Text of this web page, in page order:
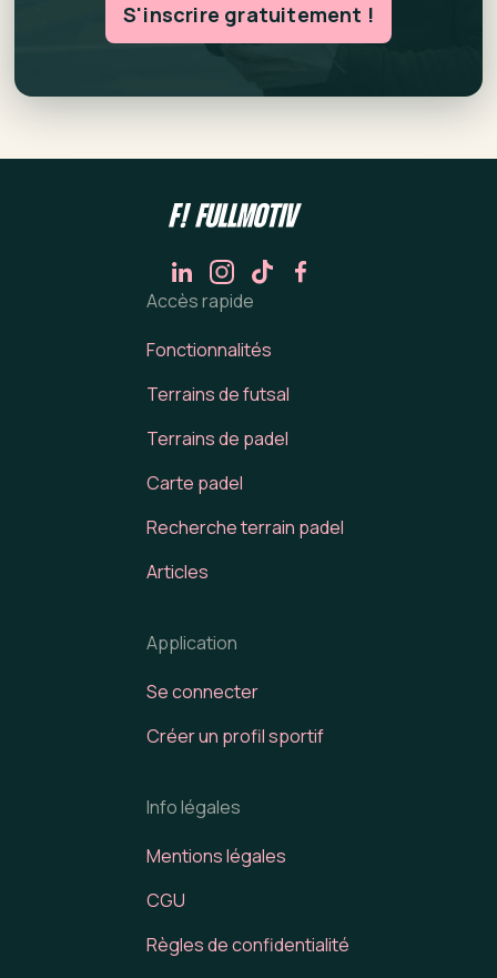
S'inscrire gratuitement !
Accès rapide
Fonctionnalités
Terrains de futsal
Terrains de padel
Carte padel
Recherche terrain padel
Articles
Application
Se connecter
Créer un profil sportif
Info légales
Mentions légales
CGU
Règles de confidentialité